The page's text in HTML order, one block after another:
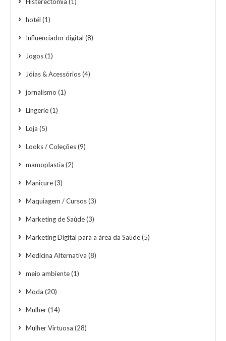
hotél (1)
Influenciador digital (8)
Jogos(1)
Jóias & Acessórios(4)
jornalismo (1)
Lingerie(1)
Loja (5)
Looks / Coleções(9)
mamoplastia (2)
Manicure(3)
Maquiagem / Cursos(3)
Marketing de Saúde(3)
Marketing Digital para a área da Saúde(5)
Medicina Alternativa (8)
meio ambiente(1)
Moda (20)
Mulher(14)
Mulher Virtuosa (28)